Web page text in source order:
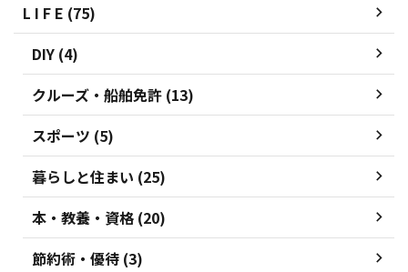
L I F E (75)
DIY (4)
クルーズ・船舶免許 (13)
スポーツ (5)
暮らしと住まい (25)
本・教養・資格 (20)
節約術・優待 (3)